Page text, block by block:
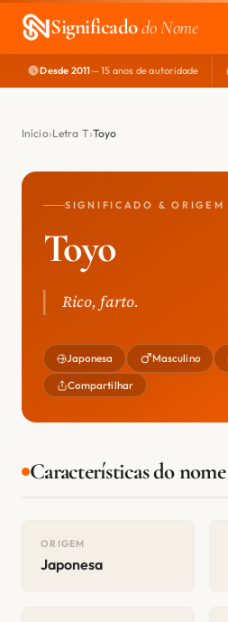
Significadodo Nome
EXPLORAR
NOME PERFEITO
Desde 2011— 15 anos de autoridade
Início Letra T Toyo
SIGNIFICADO & ORIGEM
Toyo
Rico, farto.
Japonesa Masculino
Compartilhar
Características do nome
ORIGEM
Japonesa